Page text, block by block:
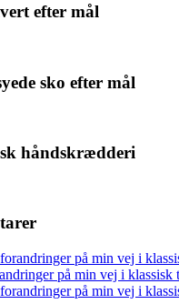
efter mål
sko efter mål
håndskrædderi
på min vej i
på min vej i klassisk
på min vej i